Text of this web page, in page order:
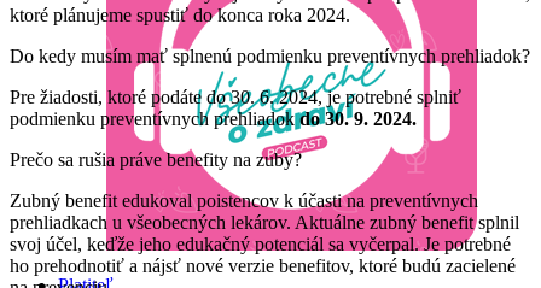
ktoré plánujeme spustiť do konca roka 2024.
Do kedy musím mať splnenú podmienku preventívnych prehliadok?
Pre žiadosti, ktoré podáte do 30. 6. 2024, je potrebné splniť
podmienku preventívnych prehliadokdo 30. 9. 2024.
Prečo sa rušia práve benefity na zuby?
Zubný benefit edukoval poistencov k účasti na preventívnych
prehliadkach u všeobecných lekárov. Aktuálne zubný benefit splnil
svoj účel, keďže jeho edukačný potenciál sa vyčerpal. Je potrebné
ho prehodnotiť a nájsť nové verzie benefitov, ktoré budú zacielené